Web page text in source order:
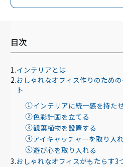
目次
インテリアとは
おしゃれなオフィス作りのため
ト
インテリアに統一感を持た
色彩計画を立てる
観葉植物を設置する
アイキャッチャーを取り入
遊び心を取り入れる
おしゃれなオフィスがもたらす3